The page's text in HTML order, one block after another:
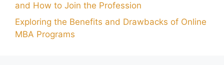
and How to Join the Profession
Exploring the Benefits and Drawbacks of Online
MBA Programs